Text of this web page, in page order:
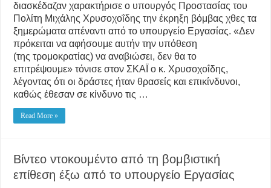
διασκέδαζαν χαρακτήρισε ο υπουργός Προστασίας του
Πολίτη Μιχάλης Χρυσοχοΐδης την έκρηξη βόμβας χθες τα
ξημερώματα απέναντι από το υπουργείο Εργασίας. «Δεν
πρόκειται να αφήσουμε αυτήν την υπόθεση
(της τρομοκρατίας) να αναβιώσει, δεν θα το
επιτρέψουμε» τόνισε στον ΣΚΑΪ ο κ. Χρυσοχοΐδης,
λέγοντας ότι οι δράστες ήταν θρασείς και επικίνδυνοι,
καθώς έθεσαν σε κίνδυνο τις …
Read More »
Βίντεο ντοκουμέντο από τη βομβιστική
επίθεση έξω από το υπουργείο Εργασίας